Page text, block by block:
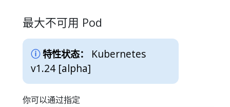
最大不可用 Pod
特性状态：
Kubernetes
v1.24 [alpha]
你可以通过指定